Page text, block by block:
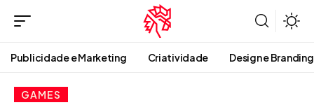
Publicidade e Marketing Criatividade Design e Branding
GAMES